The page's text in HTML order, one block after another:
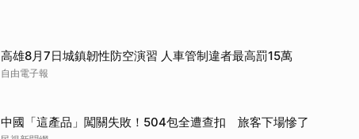
高雄8月7日城鎮韌性防空演習 人車管制違者最高罰15萬
自由電子報
中國「這產品」闖關失敗！504包全遭查扣 旅客下場慘了